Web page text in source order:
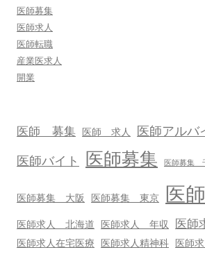
医師募集
医師求人
医師転職
産業医求人
開業
医師 募集 医師 求人 医師アルバ
医師バイト 医師募集 医師募集
医師募集 大阪 医師募集 東京 医
医師求人 北海道 医師求人 年収 医師
医師求人在宅医療 医師求人精神科 医師